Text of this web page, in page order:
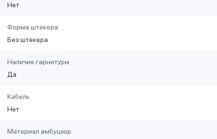
Нет
Форма штекера
Без штекера
Наличие гарнитуры
Да
Кабель
Нет
Материал амбушюр